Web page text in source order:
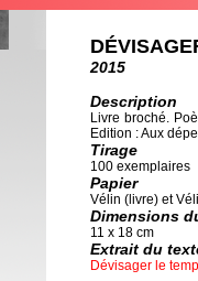
2015
Description
Livre broché.
Edition : Aux
Tirage
100 exemplaires
Papier
Vélin (livre) et
Dimensions
11 x 18 cm
Extrait du
Dévisager le